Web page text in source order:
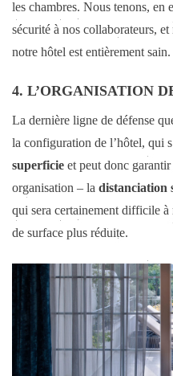
les chambres. Nous tenons, en
sécurité à nos collaborateurs,
notre hôtel est entièrement sain.
4. L’ORGANISATION
La dernière ligne de défense
la configuration de l’hôtel, qui
superficie et peut donc
organisation – la distanciation
qui sera certainement difficile à
de surface plus réduite.